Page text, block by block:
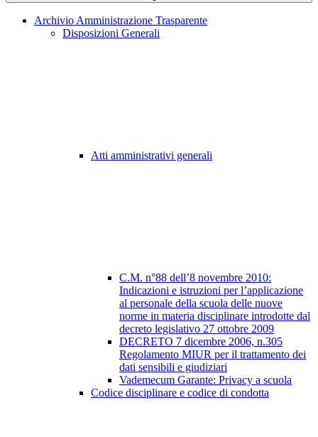
Archivio Amministrazione Trasparente
Disposizioni Generali
Atti amministrativi generali
C.M. n°88 dell’8 novembre 2010:
Indicazioni e istruzioni per l’applicazione
al personale della scuola delle nuove
norme in materia disciplinare introdotte dal
decreto legislativo 27 ottobre 2009
DECRETO 7 dicembre 2006, n.305
Regolamento MIUR per il trattamento dei
dati sensibili e giudiziari
Vademecum Garante: Privacy a scuola
Codice disciplinare e codice di condotta